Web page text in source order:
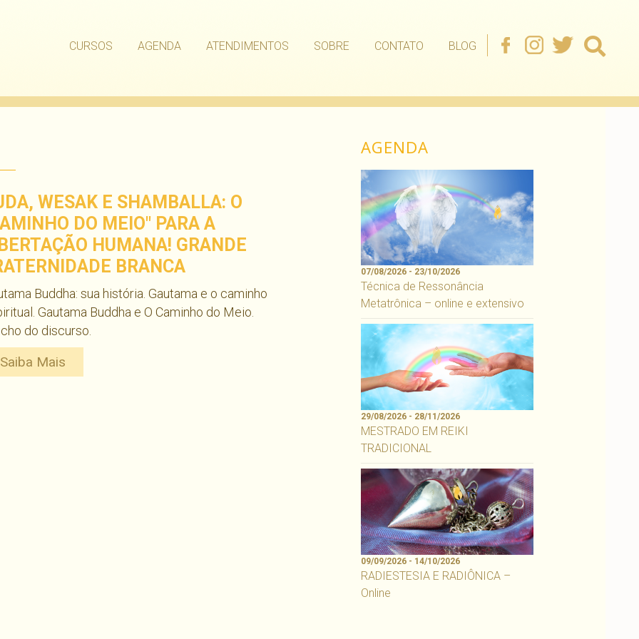
CURSOS AGENDA ATENDIMENTOS SOBRE CONTATO BLOG
WESAK E SHAMBALLA: O
DO MEIO" PARA A
HUMANA! GRANDE
BRANCA
Buddha: sua história. Gautama e o caminho
Gautama Buddha e O Caminho do Meio.
do discurso.
Saiba Mais
AGENDA
07/08/2026 - 23/10/2026
Técnica de Ressonância
Metatrônica – online e extensivo
29/08/2026 - 28/11/2026
MESTRADO EM REIKI
TRADICIONAL
09/09/2026 - 14/10/2026
RADIESTESIA E RADIÔNICA –
Online